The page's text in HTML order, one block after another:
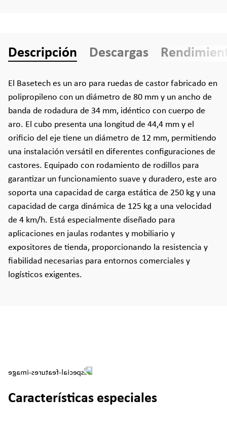
Descripción Descargas
El Basetech es un aro para ruedas de castor fabricado en
polipropileno con un diámetro de 80 mm y un ancho de
banda de rodadura de 34 mm, idéntico con cuerpo de
aro. El cubo presenta una longitud de 44,4 mm y el
orificio del eje tiene un diámetro de 12 mm, permitiendo
una instalación versátil en diferentes configuraciones de
castores. Equipado con rodamiento de rodillos para
garantizar un funcionamiento suave y duradero, este aro
soporta una capacidad de carga estática de 250 kg y una
capacidad de carga dinámica de 125 kg a una velocidad
de 4 km/h. Está especialmente diseñado para
aplicaciones en jaulas rodantes y mobiliario y
expositores de tienda, proporcionando la resistencia y
fiabilidad necesarias para entornos comerciales y
logísticos exigentes.
Características especiales